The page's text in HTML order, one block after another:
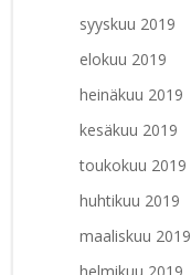
syyskuu 2019
elokuu 2019
heinäkuu 2019
kesäkuu 2019
toukokuu 2019
huhtikuu 2019
maaliskuu 2019